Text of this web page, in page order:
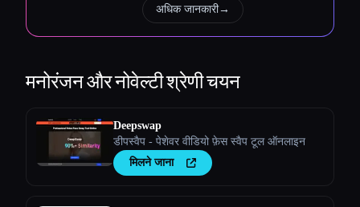
अधिक जानकारी→
मनोरंजन और नोवेल्टीश्रेणी चयन
Deepswap
डीपस्वैप - पेशेवर वीडियो फ़ेस स्वैप टूल ऑनलाइन
मिलने जाना